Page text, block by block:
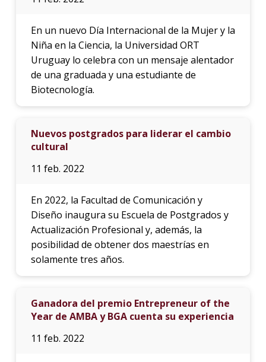
En un nuevo Día Internacional de la Mujer y la
Niña en la Ciencia, la Universidad ORT
Uruguay lo celebra con un mensaje alentador
de una graduada y una estudiante de
Biotecnología.
Nuevos postgrados para liderar el cambio
cultural
11 feb. 2022
En 2022, la Facultad de Comunicación y
Diseño inaugura su Escuela de Postgrados y
Actualización Profesional y, además, la
posibilidad de obtener dos maestrías en
solamente tres años.
Ganadora del premio Entrepreneur of the
Year de AMBA y BGA cuenta su experiencia
11 feb. 2022